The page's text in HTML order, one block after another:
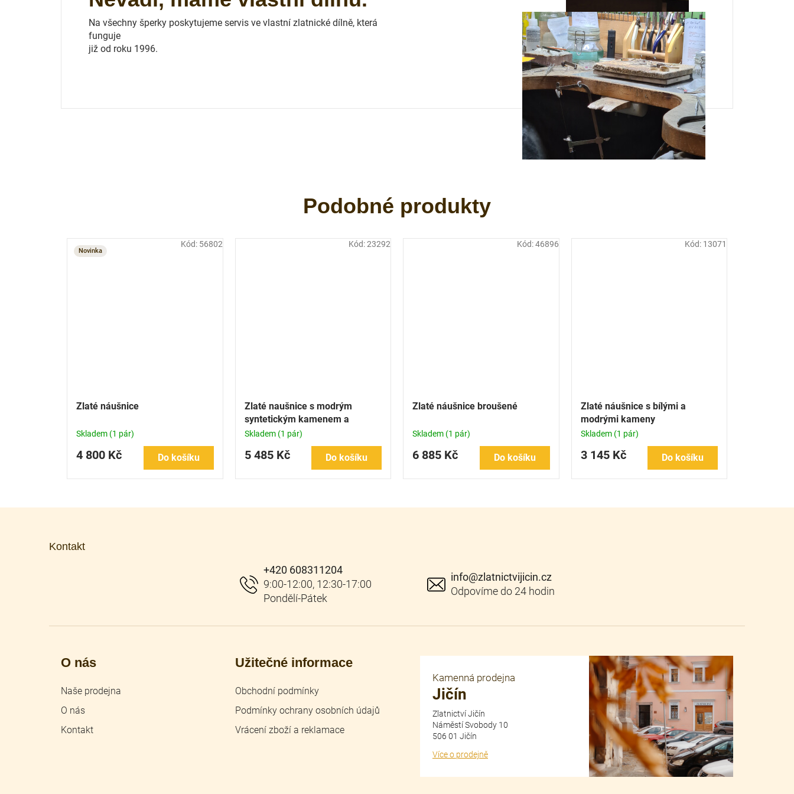
Novinka
Zlaté náušnice
Skladem (1 pár)
4 800 Kč Do košíku
Kód: 56802
Zlaté naušnice s modrým
syntetickým kamenem a
kubickými zirkony
Skladem (1 pár)
5 485 Kč Do košíku
Kód:23292
Zlaté náušnice broušené
Skladem (1 pár)
6 885 Kč Do košíku
Kód:46896
Zlaté náušnice s bílými a
modrými kameny
Skladem (1 pár)
3 145 Kč Do košíku
Kód: 13071
Na všechny šperky poskytujeme servis ve vlastní zlatnické dílně, která
funguje
již od roku 1996.
Kontakt
info@zlatnictvijicin.cz
+420 608311204
O nás
Naše prodejna
O nás
Kontakt
Užitečné informace
Obchodní podmínky
Podmínky ochrany osobních údajů
Vrácení zboží a reklamace
Kamenná prodejna
Jičín
Zlatnictví Jičín
Náměstí Svobody 10
506 01 Jičín
Více o prodejně